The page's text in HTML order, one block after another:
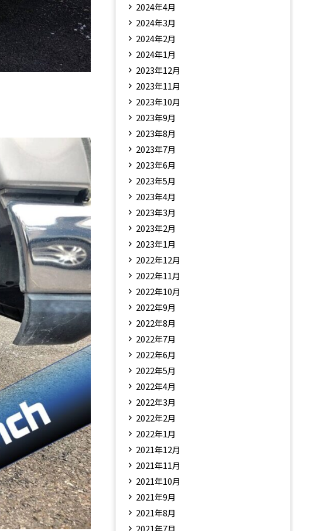
2024年4月
2024年3月
2024年2月
2024年1月
2023年12月
2023年11月
2023年10月
2023年9月
2023年8月
2023年7月
2023年6月
2023年5月
2023年4月
2023年3月
2023年2月
2023年1月
2022年12月
2022年11月
2022年10月
2022年9月
2022年8月
2022年7月
2022年6月
2022年5月
2022年4月
2022年3月
2022年2月
2022年1月
2021年12月
2021年11月
2021年10月
2021年9月
2021年8月
2021年7月